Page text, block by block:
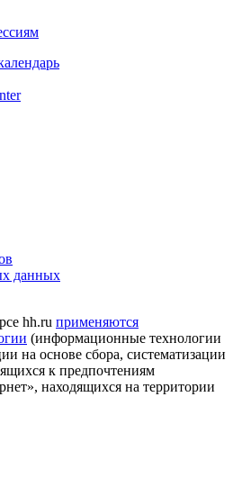
данных
hh.ru применяются
(информационные технологии
на основе сбора, систематизации
к предпочтениям
находящихся на территории